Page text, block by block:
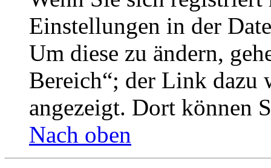
Einstellungen in der
Um diese zu ändern,
Bereich“; der Link dazu
angezeigt. Dort können
Nach oben